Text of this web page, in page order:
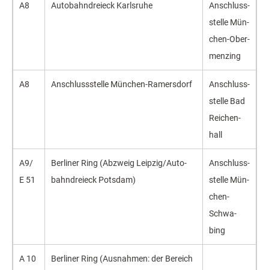
A8 Auto­bahn­drei­eck Karls­ru­he
An­schluss­
stel­le Mün­
chen-Ober­
men­zing
A8 An­schluss­stel­le Mün­chen-Ra­mers­dorf
An­schluss­
stel­le Bad
Rei­chen­
hall
A9/
E 51
Ber­li­ner Ring (Ab­zweig Leip­zig/Auto­
bahn­drei­eck Pots­dam)
An­schluss­
stel­le Mün­
chen-
Schwa­
bing
A 10
Ber­li­ner Ring (Aus­nah­men: der Be­reich